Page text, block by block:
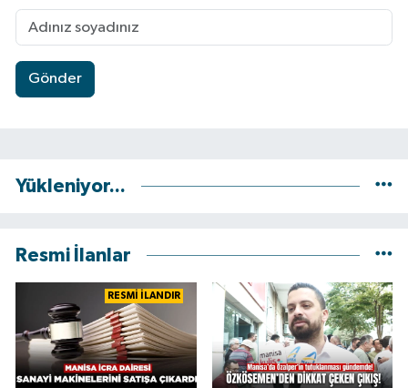
Gönder
Yükleniyor...
Resmi İlanlar
RESMİ İLANDIR